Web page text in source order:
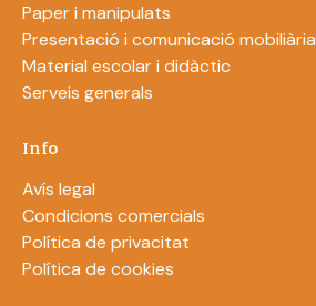
Paper i manipulats
Presentació i comunicació mobiliària
Material escolar i didàctic
Serveis generals
Info
Avís legal
Condicions comercials
Política de privacitat
Política de cookies